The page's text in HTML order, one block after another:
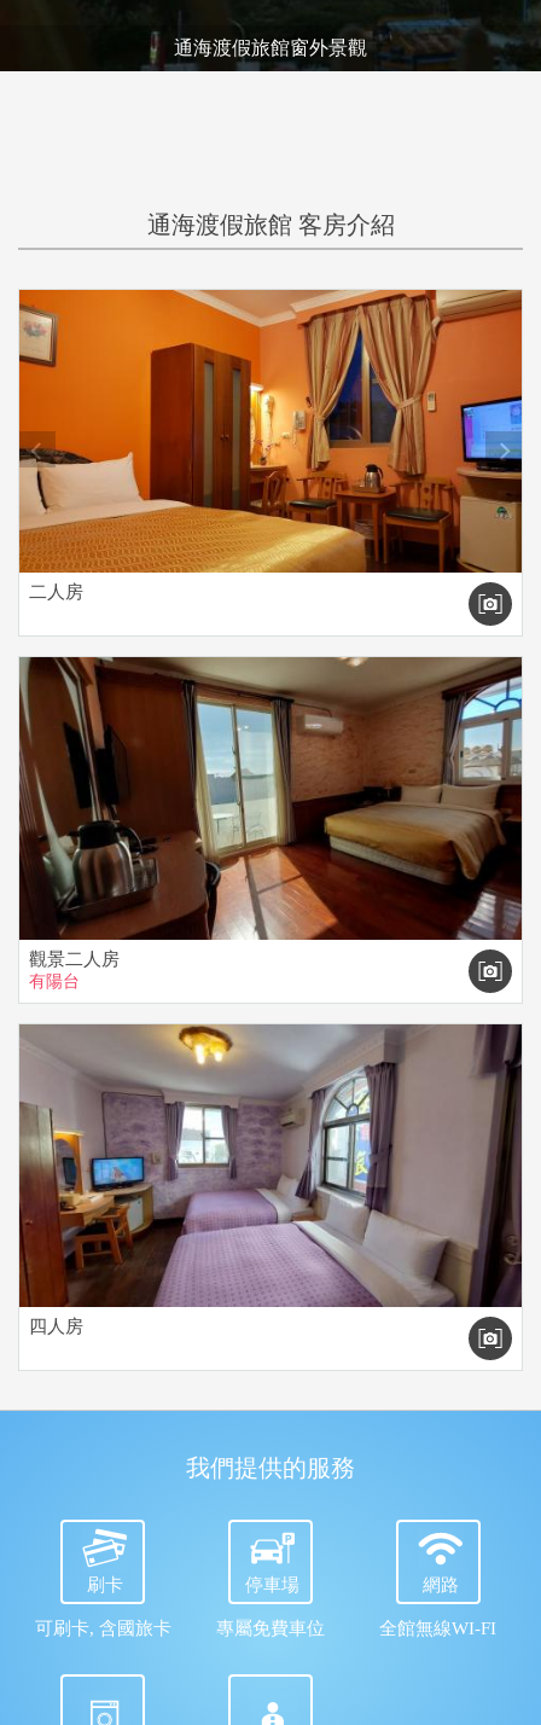
通海渡假旅館 客房介紹
prev next
二人房
觀景二人房
有陽台
四人房
我們提供的服務
刷卡
可刷卡, 含國旅卡
停車場
專屬免費車位
網路
全館無線WI-FI